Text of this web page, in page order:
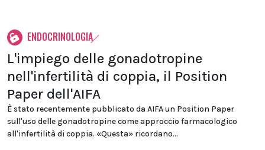
ENDOCRINOLOGIA
L'impiego delle gonadotropine
nell'infertilità di coppia, il Position
Paper dell'AIFA
È stato recentemente pubblicato da AIFA un Position Paper
sull'uso delle gonadotropine come approccio farmacologico
all'infertilità di coppia. «Questa» ricordano...